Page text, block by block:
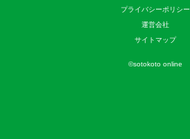
プライバシーポリシー
運営会社
サイトマップ
©sotokoto online